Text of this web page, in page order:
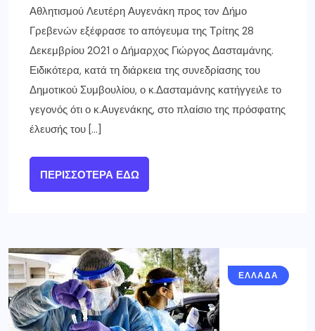
Αθλητισμού Λευτέρη Αυγενάκη προς τον Δήμο
Γρεβενών εξέφρασε το απόγευμα της Τρίτης 28
Δεκεμβρίου 2021 ο Δήμαρχος Γιώργος Δασταμάνης.
Ειδικότερα, κατά τη διάρκεια της συνεδρίασης του
Δημοτικού Συμβουλίου, ο κ.Δασταμάνης κατήγγειλε το
γεγονός ότι ο κ.Αυγενάκης, στο πλαίσιο της πρόσφατης
έλευσής του […]
ΠΕΡΙΣΣΌΤΕΡΑ ΕΔΏ
ΕΛΛΑΔΑ